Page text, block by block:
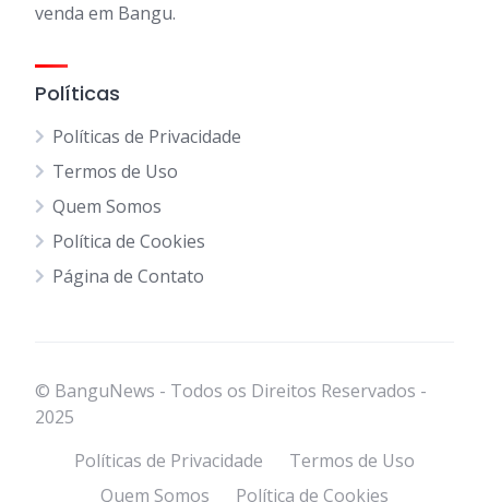
venda em Bangu.
Políticas
Políticas de Privacidade
Termos de Uso
Quem Somos
Política de Cookies
Página de Contato
© BanguNews - Todos os Direitos Reservados -
2025
Políticas de Privacidade
Termos de Uso
Quem Somos
Política de Cookies